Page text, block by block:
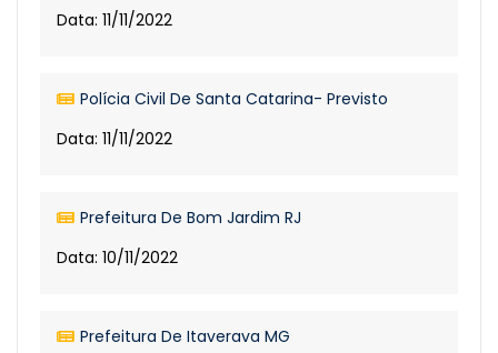
Data: 11/11/2022
Polícia Civil De Santa Catarina- Previsto
Data: 11/11/2022
Prefeitura De Bom Jardim RJ
Data: 10/11/2022
Prefeitura De Itaverava MG